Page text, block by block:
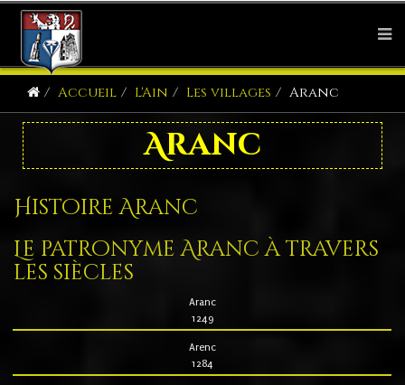
Accueil L'Ain Les villages Aranc
Aranc
Histoire Aranc
Le patronyme Aranc à travers
les siècles
Aranc
1249
Arenc
1284